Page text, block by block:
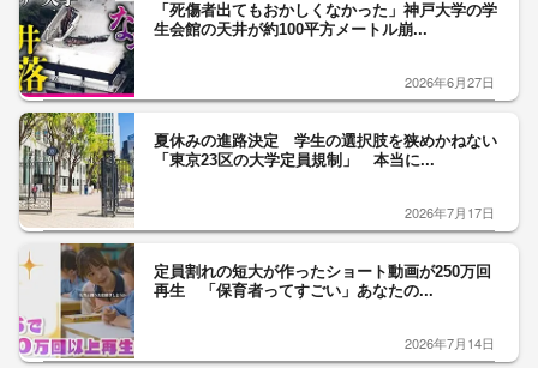
「死傷者出てもおかしくなかった」神戸大学の学
生会館の天井が約100平方メートル崩...
2026年6月27日
夏休みの進路決定 学生の選択肢を狭めかねない
「東京23区の大学定員規制」 本当に...
2026年7月17日
定員割れの短大が作ったショート動画が250万回
再生 「保育者ってすごい」あなたの...
2026年7月14日